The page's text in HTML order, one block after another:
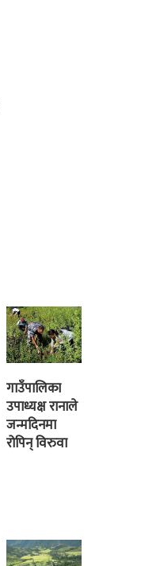
गाउँपालिका
उपाध्यक्ष रानाले
जन्मदिनमा
रोपिन् विरुवा